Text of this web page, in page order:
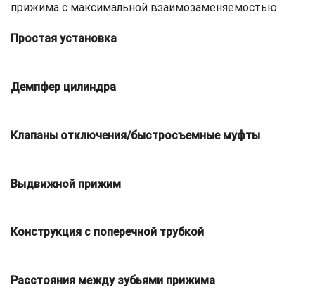
прижима с максимальной взаимозаменяемостью.
Простая установка
Демпфер цилиндра
Клапаны отключения/быстросъемные муфты
Выдвижной прижим
Конструкция с поперечной трубкой
Расстояния между зубьями прижима